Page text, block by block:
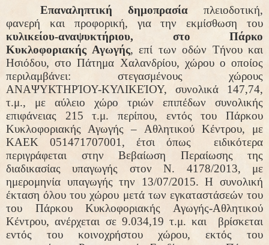
Επαναληπτική δημοπρασία
πλειοδοτική,
φανερή και προφορική, για την εκμίσθωση του
κυλικείου-αναψυκτήριου, στο Πάρκο
Κυκλοφοριακής Αγωγής, επί των οδών Τήνου και
Ησιόδου, στο Πάτημα Χαλανδρίου, χώρου ο οποίος
περιλαμβάνει: στεγασμένους χώρους
ΑΝΑΨΥΚΤΗΡΊΟΥ-ΚΥΛΙΚΕΊΟΥ, συνολικά 147,74,
τ.μ., με αύλειο χώρο τριών επιπέδων συνολικής
επιφάνειας 215 τ.μ. περίπου, εντός του Πάρκου
Κυκλοφοριακής Αγωγής – Αθλητικού Κέντρου, με
ΚΑΕΚ 051471707001, έτσι όπως
ειδικότερα
περιγράφεται στην Βεβαίωση Περαίωσης της
διαδικασίας υπαγωγής στον Ν. 4178/2013, με
ημερομηνία υπαγωγής την 13/07/2015. Η συνολική
έκταση όλου του χώρου μετά των εγκαταστάσεών του
του Πάρκου Κυκλοφοριακής Αγωγής-Αθλητικού
Κέντρου, ανέρχεται σε 9.034,19 τ.μ. και
βρίσκεται
εντός του κοινοχρήστου χώρου, εκτός του